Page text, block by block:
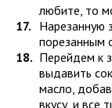
любите, то
Нарезанную
порезанным
Перейдем к
выдавить
масло,
вкусу, и все